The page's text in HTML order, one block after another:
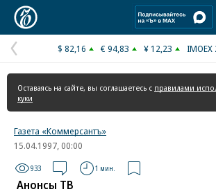
Предыдущая
страница
$ 82,16 € 94,83 ¥ 12,23 IMOEX
Оставаясь на сайте, вы соглашаетесь с правилами
куки
Газета «Коммерсантъ»
15.04.1997, 00:00
933 1 мин.
Анонсы ТВ